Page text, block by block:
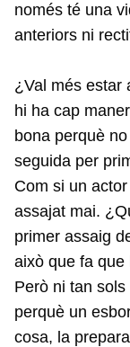
només té una
anteriors ni
¿Val més estar
hi ha cap
bona perquè
seguida per
Com si un
assajat mai.
primer assaig
això que fa que
Però ni tan
perquè un
cosa, la